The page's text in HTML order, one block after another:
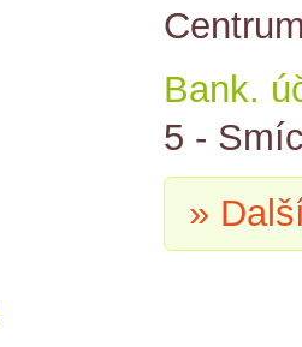
Bank.
5 -
»